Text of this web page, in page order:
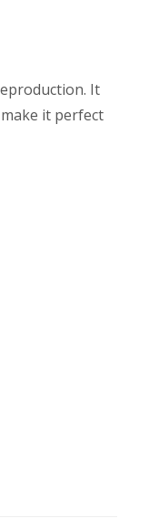
It
it perfect